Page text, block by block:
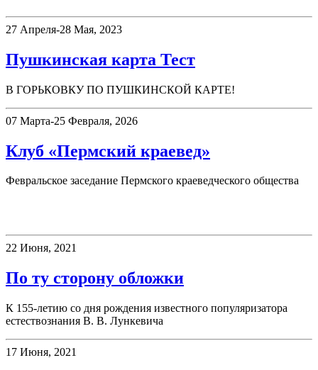
27 Апреля-28 Мая, 2023
Пушкинская карта Тест
В ГОРЬКОВКУ ПО ПУШКИНСКОЙ КАРТЕ!
07 Марта-25 Февраля, 2026
Клуб «Пермский краевед»
Февральское заседание Пермского краеведческого общества
22 Июня, 2021
По ту сторону обложки
К 155-летию со дня рождения известного популяризатора
естествознания В. В. Лункевича
17 Июня, 2021